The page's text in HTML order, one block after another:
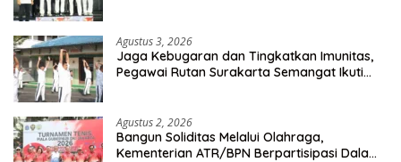
Agustus 3, 2026
Jaga Kebugaran dan Tingkatkan Imunitas,
Pegawai Rutan Surakarta Semangat Ikuti
Agustus 2, 2026
Bangun Soliditas Melalui Olahraga,
Kementerian ATR/BPN Berpartisipasi Dalam